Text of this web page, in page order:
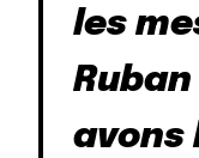
les
avons